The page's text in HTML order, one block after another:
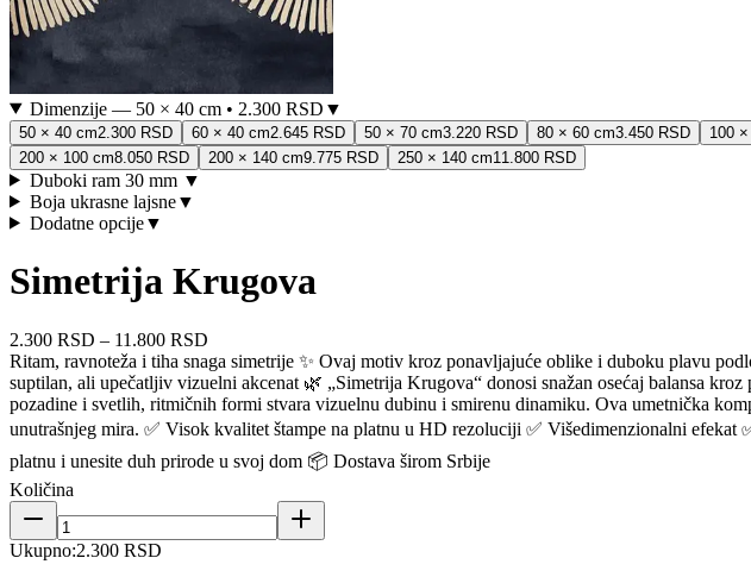
Dimenzije — 50 × 40 cm• 2.300 RSD ▼
50 × 40 cm2.300 RSD 60 × 40 cm2.645 RSD 50 × 70 cm3.220 RSD 80 × 60 cm3.450 RSD 100
200 × 100 cm8.050 RSD 200 × 140 cm9.775 RSD 250 × 140 cm11.800 RSD
Duboki ram 30 mm ▼
Boja ukrasne lajsne▼
Dodatne opcije▼
Simetrija Krugova
2.300 RSD – 11.800 RSD
Ritam, ravnoteža i tiha snaga simetrije ✨ Ovaj motiv kroz ponavljajuće oblike i duboku plavu
suptilan, ali upečatljiv vizuelni akcenat 🌿 „Simetrija Krugova“ donosi snažan osećaj balansa
pozadine i svetlih, ritmičnih formi stvara vizuelnu dubinu i smirenu dinamiku. Ova umetnička
unutrašnjeg mira. ✅ Visok kvalitet štampe na platnu u HD rezoluciji ✅ Višedimenzionalni
platnu i unesite duh prirode u svoj dom 📦 Dostava širom Srbije
Količina
Ukupno:2.300 RSD